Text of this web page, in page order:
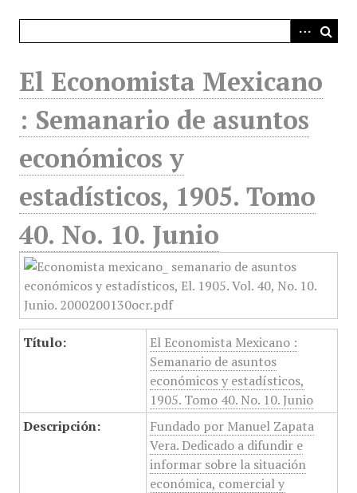
El Economista Mexicano
: Semanario de asuntos
económicos y
estadísticos, 1905. Tomo
40. No. 10. Junio
Título:
El Economista Mexicano :
Semanario de asuntos
económicos y estadísticos,
1905. Tomo 40. No. 10. Junio
Descripción:
Fundado por Manuel Zapata
Vera. Dedicado a difundir e
informar sobre la situación
económica, comercial y